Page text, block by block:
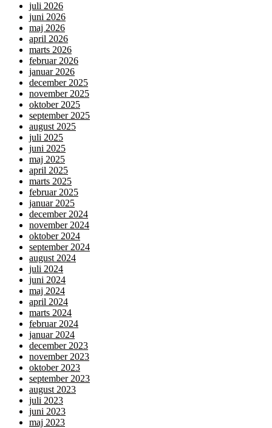
juli 2026
juni 2026
maj 2026
april 2026
marts 2026
februar 2026
januar 2026
december 2025
november 2025
oktober 2025
september 2025
august 2025
juli 2025
juni 2025
maj 2025
april 2025
marts 2025
februar 2025
januar 2025
december 2024
november 2024
oktober 2024
september 2024
august 2024
juli 2024
juni 2024
maj 2024
april 2024
marts 2024
februar 2024
januar 2024
december 2023
november 2023
oktober 2023
september 2023
august 2023
juli 2023
juni 2023
maj 2023